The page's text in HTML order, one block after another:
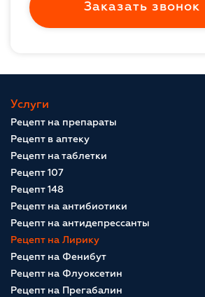
Заказать звонок
Услуги
Рецепт на препараты
Рецепт в аптеку
Рецепт на таблетки
Рецепт 107
Рецепт 148
Рецепт на антибиотики
Рецепт на антидепрессанты
Рецепт на Лирику
Рецепт на Фенибут
Рецепт на Флуоксетин
Рецепт на Прегабалин